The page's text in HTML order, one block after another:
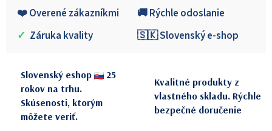
❤️ Overené zákazníkmi
🚚 Rýchle odoslanie
✓ Záruka kvality 🇸🇰 Slovenský e-shop
Slovenský eshop
25
rokov na trhu.
Skúsenosti, ktorým
môžete veriť.
Kvalitné produkty z
vlastného skladu. Rýchle
bezpečné doručenie